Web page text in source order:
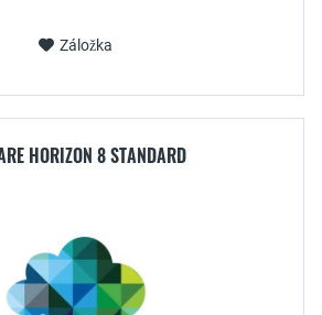
Záložka
HORIZON 8 STANDARD